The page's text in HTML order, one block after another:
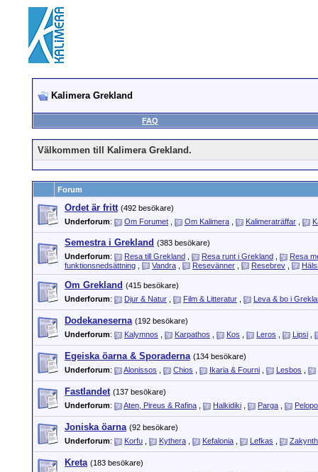
Kalimera Grekland
FAQ
Välkommen till Kalimera Grekland.
Forum
Ordet är fritt (492 besökare)
Underforum: Om Forumet Om Kalimera Kalimeraträffar
Semestra i Grekland (383 besökare)
Underforum: Resa till Grekland Resa runt i Grekland
Resa
funktionsnedsättning
Vandra Resevänner Resebrev
Om Grekland (415 besökare)
Underforum: Djur & Natur Film & Litteratur Leva & bo i
Dodekaneserna (192 besökare)
Underforum: Kalymnos Karpathos Kos Leros Lipsi
Egeiska öarna & Sporaderna (134 besökare)
Underforum: Alonissos Chios Ikaria & Fourni Lesbos
Fastlandet (137 besökare)
Underforum: Aten, Pireus & Rafina Halkidiki Parga
Joniska öarna (92 besökare)
Underforum: Korfu Kythera Kefalonia Lefkas
Kreta (183 besökare)